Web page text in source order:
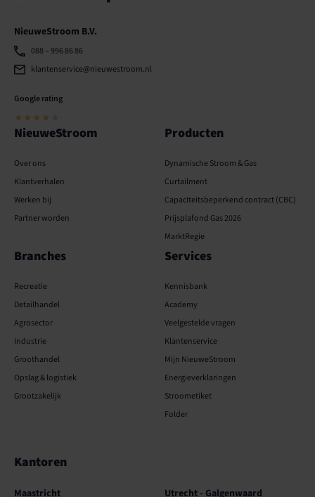
NieuweStroom B.V.
088 – 996 86 86
klantenservice@nieuwestroom.nl
Google rating
★★★★
NieuweStroom
Over ons
Klantverhalen
Werken bij
Partner worden
Producten
Dynamische Stroom & Gas
Curtailment
Capaciteits­­beperkend contract (CBC)
Prijsplafond Gas 2026
MarktRegie
Branches
Recreatie
Detailhandel
Agrosector
Industrie
Groothandel
Opslag & logistiek
Grootzakelijk
Services
Kennisbank
Academy
Veelgestelde vragen
Klantenservice
Mijn NieuweStroom
Energieverklaringen
Stroometiket
Folder
Kantoren
Maastricht Utrecht - Galgenwaard